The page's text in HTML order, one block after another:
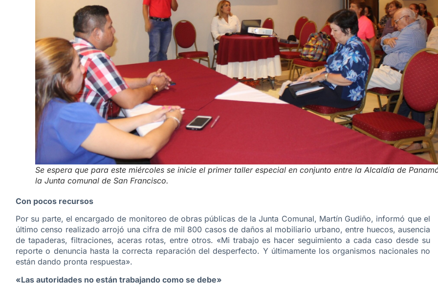
Se espera que para este miércoles se inicie el primer taller especial en conjunto entre la Alcaldía de
la Junta comunal de San Francisco.
Con pocos recursos
Por su parte, el encargado de monitoreo de obras públicas de la Junta Comunal, Martín Gudiño, informó que el
último censo realizado arrojó una cifra de mil 800 casos de daños al mobiliario urbano, entre huecos, ausencia
de tapaderas, filtraciones, aceras rotas, entre otros. «Mi trabajo es hacer seguimiento a cada caso desde su
reporte o denuncia hasta la correcta reparación del desperfecto. Y últimamente los organismos nacionales no
están dando pronta respuesta».
«Las autoridades no están trabajando como se debe»